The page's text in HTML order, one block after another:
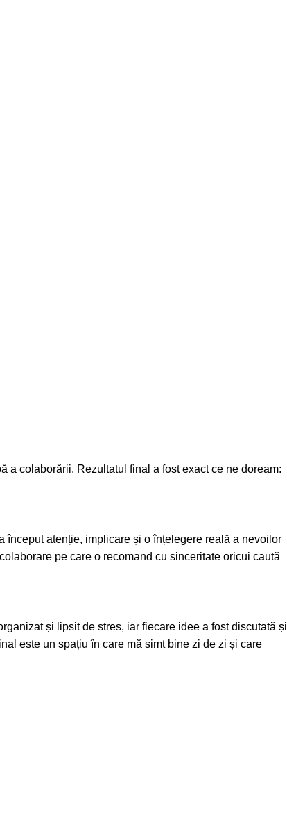
a colaborării. Rezultatul final a fost exact ce ne doream:
început atenție, implicare și o înțelegere reală a nevoilor
pe care o recomand cu sinceritate oricui caută
și lipsit de stres, iar fiecare idee a fost discutată și
este un spațiu în care mă simt bine zi de zi și care